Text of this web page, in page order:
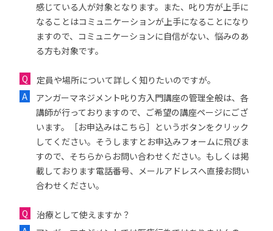
感じている人が対象となります。また、叱り方が上手に
なることはコミュニケーションが上手になることになり
ますので、コミュニケーションに自信がない、悩みのあ
る方も対象です。
定員や場所について詳しく知りたいのですが。
アンガーマネジメント叱り方入門講座の管理全般は、各
講師が行っておりますので、ご希望の講座ページにござ
います。［お申込みはこちら］というボタンをクリック
してください。そうしますとお申込みフォームに飛びま
すので、そちらからお問い合わせください。もしくは掲
載しております電話番号、メールアドレスへ直接お問い
合わせください。
治療として使えますか？